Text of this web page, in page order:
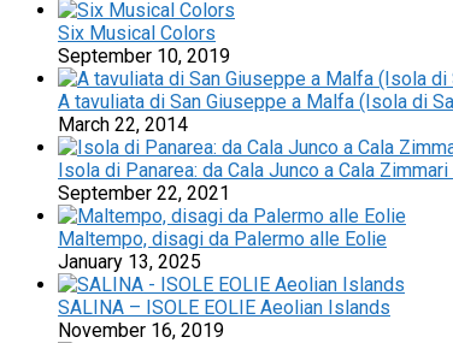
Six Musical Colors
September 10, 2019
A tavuliata di San Giuseppe a Malfa (Isola di
March 22, 2014
Isola di Panarea: da Cala Junco a Cala
September 22, 2021
Maltempo, disagi da Palermo alle Eolie
January 13, 2025
SALINA – ISOLE EOLIE Aeolian Islands
November 16, 2019